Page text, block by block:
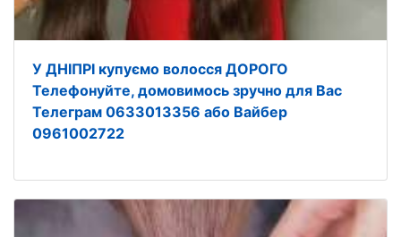
У ДНІПРІ купуємо волосся ДОРОГО
Телефонуйте, домовимось зручно для Вас
Телеграм 0633013356 або Вайбер
0961002722